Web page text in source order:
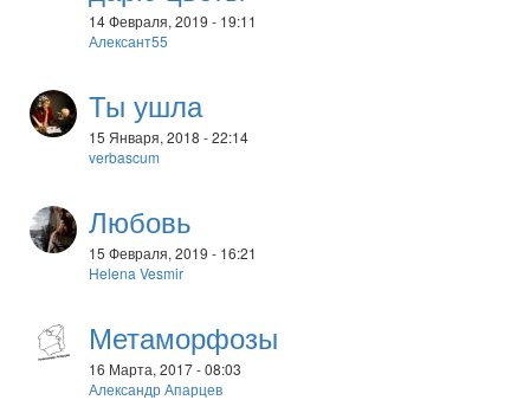
14 Февраля, 2019 - 19:11
Алексант55
Ты ушла
15 Января, 2018 - 22:14
verbascum
Любовь
15 Февраля, 2019 - 16:21
Helena Vesmir
Метаморфозы
16 Марта, 2017 - 08:03
Александр Апарцев